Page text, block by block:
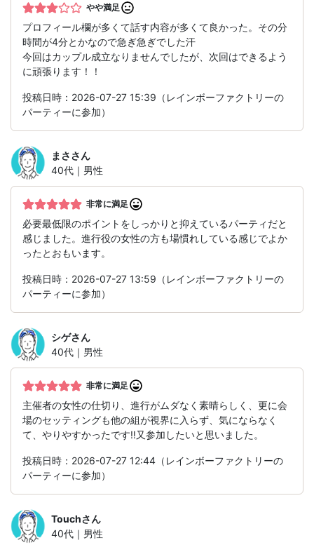
やや満足
プロフィール欄が多くて話す内容が多くて良かった。その分
時間が4分とかなので急ぎ急ぎでした汗
今回はカップル成立なりませんでしたが、次回はできるよう
に頑張ります！！
投稿日時：2026-07-27 15:39（レインボーファクトリーの
パーティーに参加）
まささん
40代｜男性
非常に満足
必要最低限のポイントをしっかりと抑えているパーティだと
感じました。進行役の女性の方も場慣れしている感じでよか
ったとおもいます。
投稿日時：2026-07-27 13:59（レインボーファクトリーの
パーティーに参加）
シゲさん
40代｜男性
非常に満足
主催者の女性の仕切り、進行がムダなく素晴らしく、更に会
場のセッティングも他の組が視界に入らず、気にならなく
て、やりやすかったです‼️又参加したいと思いました。
投稿日時：2026-07-27 12:44（レインボーファクトリーの
パーティーに参加）
Touchさん
40代｜男性